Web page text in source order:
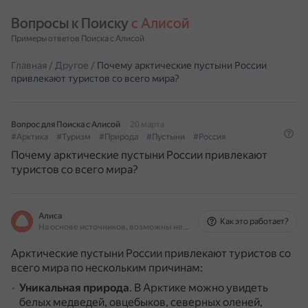
Вопросы к Поиску с Алисой
Примеры ответов Поиска с Алисой
Главная / Другое / Почему арктические пустыни России
привлекают туристов со всего мира?
Вопрос для Поиска с Алисой
20 марта
#Арктика
#Туризм #Природа #Пустыни #Россия
Почему арктические пустыни России привлекают
туристов со всего мира?
Алиса
На основе источников, возможны неточности
Как это работает?
Арктические пустыни России привлекают туристов со
всего мира по нескольким причинам:
Уникальная природа. В Арктике можно увидеть
белых медведей, овцебыков, северных оленей,